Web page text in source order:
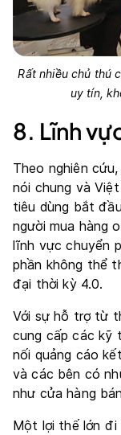
Rất nhiều chủ thú
uy tín,
8. Lĩnh
Theo nghiên
nói chung và
tiêu dùng bắt
người mua hàng
lĩnh vực chuyển
phần không thể
đại thời kỳ 4.0.
Với sự hỗ trợ từ
cung cấp các kỹ
nối quảng cáo
và các bên có
như cửa hàng
Một lợi thế lớn đi